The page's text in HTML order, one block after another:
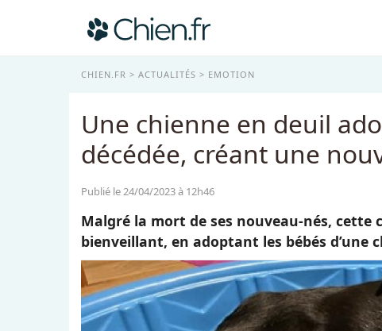
CHIEN.FR ACTUALITÉS EMOTION
Une chienne en deuil
décédée, créant une
Publié le 24/04/2023 à 12h46
Malgré la mort de ses nouveau-nés,
bienveillant, en adoptant les bébés d’une